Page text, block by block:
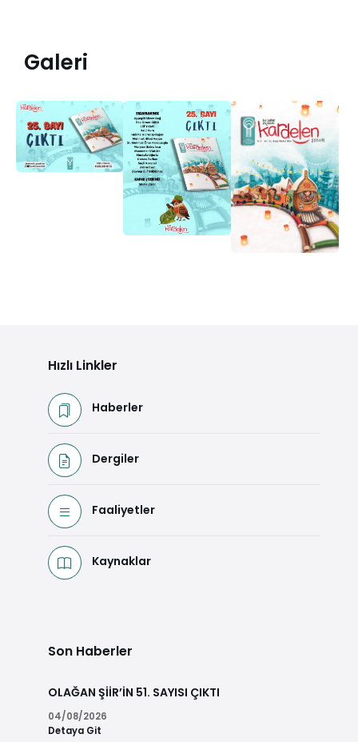
Galeri
Hızlı Linkler
Haberler
Dergiler
Faaliyetler
Kaynaklar
Son Haberler
OLAĞAN ŞİİR’İN 51. SAYISI ÇIKTI
04/08/2026
Detaya Git